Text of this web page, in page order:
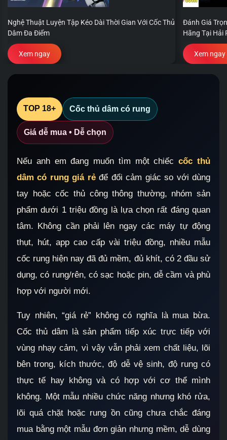
Nghệ Thuật Luyện Tập Kéo Dài Thời Gian Với Cốc Thủ
Dâm Đa Điểm
Xem ngay
Đánh Giá
Hãng Tại Hải
Xem ngay
TOP 18+ Cốc thủ dâm có rung
Giá dễ mua • Dễ chọn
Nếu anh em đang muốn tìm một chiếccốc thủ
dâm có rung giá rẻđể đổi cảm giác so với dùng
tay hoặc cốc thủ công thông thường, nhóm sản
phẩm dưới 1 triệu đồng là lựa chọn rất đáng quan
tâm. Không cần phải lên ngay các máy tự động
thụt, hút, app cao cấp vài triệu đồng, nhiều mẫu
cốc rung hiện nay đã đủ mềm, đủ khít, có 2 đầu sử
dụng, có rung/rên, có sạc hoặc pin, dễ cầm và phù
hợp với người mới.
Tuy nhiên, “giá rẻ” không có nghĩa là mua bừa.
Cốc thủ dâm là sản phẩm tiếp xúc trực tiếp với
vùng nhạy cảm, vì vậy vẫn phải xem chất liệu, lõi
bên trong, kích thước, độ dễ vệ sinh, độ rung có
thực tế hay không và có hợp với cơ thể mình
không. Một mẫu nhiều chức năng nhưng khó rửa,
lõi quá chặt hoặc rung ồn cũng chưa chắc đáng
mua bằng một mẫu đơn giản nhưng mềm, dễ dùng